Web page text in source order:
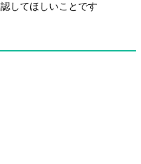
してほしいことです